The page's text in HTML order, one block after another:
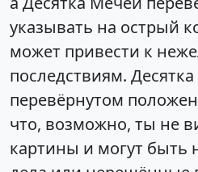
указывать на острый
может привести к
последствиям.
перевёрнутом
что, возможно, ты не
картины и могут быть